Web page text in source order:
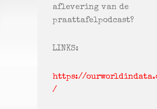
aflevering van de
praattafelpodcast?
LINKS:
https://
/